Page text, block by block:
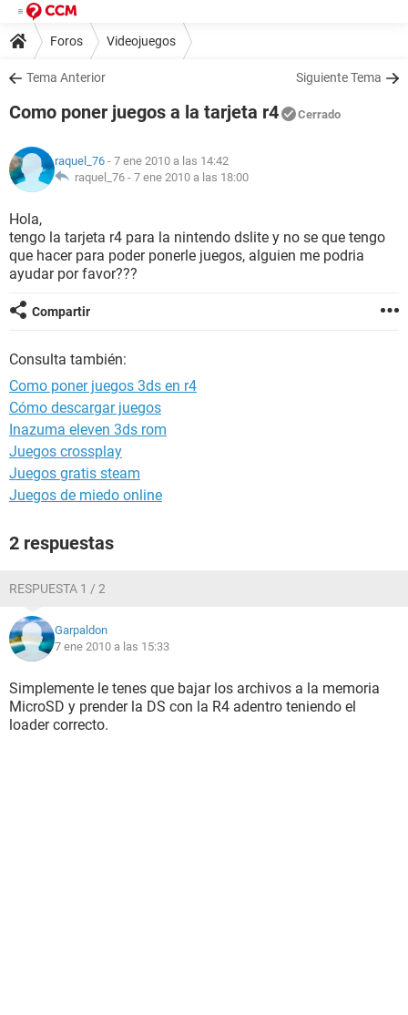
Foros Videojuegos
Tema Anterior Siguiente Tema
Como poner juegos a la tarjeta r4 Cerrado
raquel_76 - 7 ene 2010 a las 14:42
raquel_76 - 7 ene 2010 a las 18:00
Hola,
tengo la tarjeta r4 para la nintendo dslite y no se que tengo
que hacer para poder ponerle juegos, alguien me podria
ayudar por favor???
Compartir
Consulta también:
Como poner juegos 3ds en r4
Cómo descargar juegos
Inazuma eleven 3ds rom
Juegos crossplay
Juegos gratis steam
Juegos de miedo online
2 respuestas
RESPUESTA 1 / 2
Garpaldon
7 ene 2010 a las 15:33
Simplemente le tenes que bajar los archivos a la memoria
MicroSD y prender la DS con la R4 adentro teniendo el
loader correcto.